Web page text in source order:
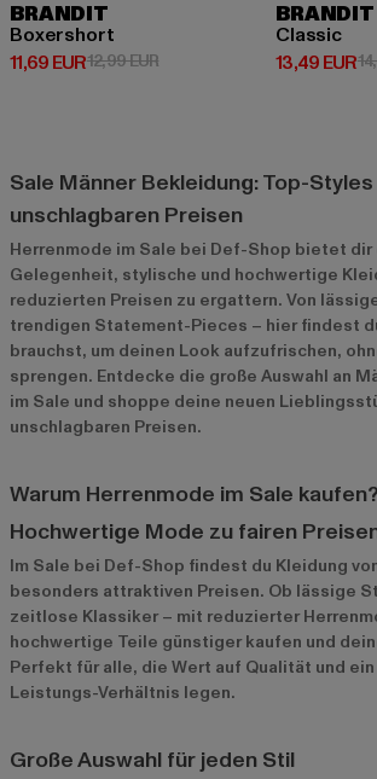
BRANDIT
Boxershort
11,69 EUR
Derzeitiger Preis: 11,69 EUR
12,99 EURAktionspreis: 12,99 EUR
BRANDIT
Classic
13,49 EUR
Derzeitiger
Sale Männer Bekleidung: Top-
unschlagbaren Preisen
Herrenmode im Sale bei Def-Shop bietet
Gelegenheit, stylische und hochwertige
reduzierten Preisen zu ergattern. Von
trendigen Statement-Pieces – hier findest
brauchst, um deinen Look aufzufrischen,
sprengen. Entdecke die große Auswahl an
im Sale und shoppe deine neuen
unschlagbaren Preisen.
Warum Herrenmode im Sale kaufen?
Hochwertige Mode zu fairen
Im Sale bei Def-Shop findest du Kleidung
besonders attraktiven Preisen. Ob lässige
zeitlose Klassiker – mit reduzierter
hochwertige Teile günstiger kaufen und
Perfekt für alle, die Wert auf Qualität und
Leistungs-Verhältnis legen.
Große Auswahl für jeden Stil